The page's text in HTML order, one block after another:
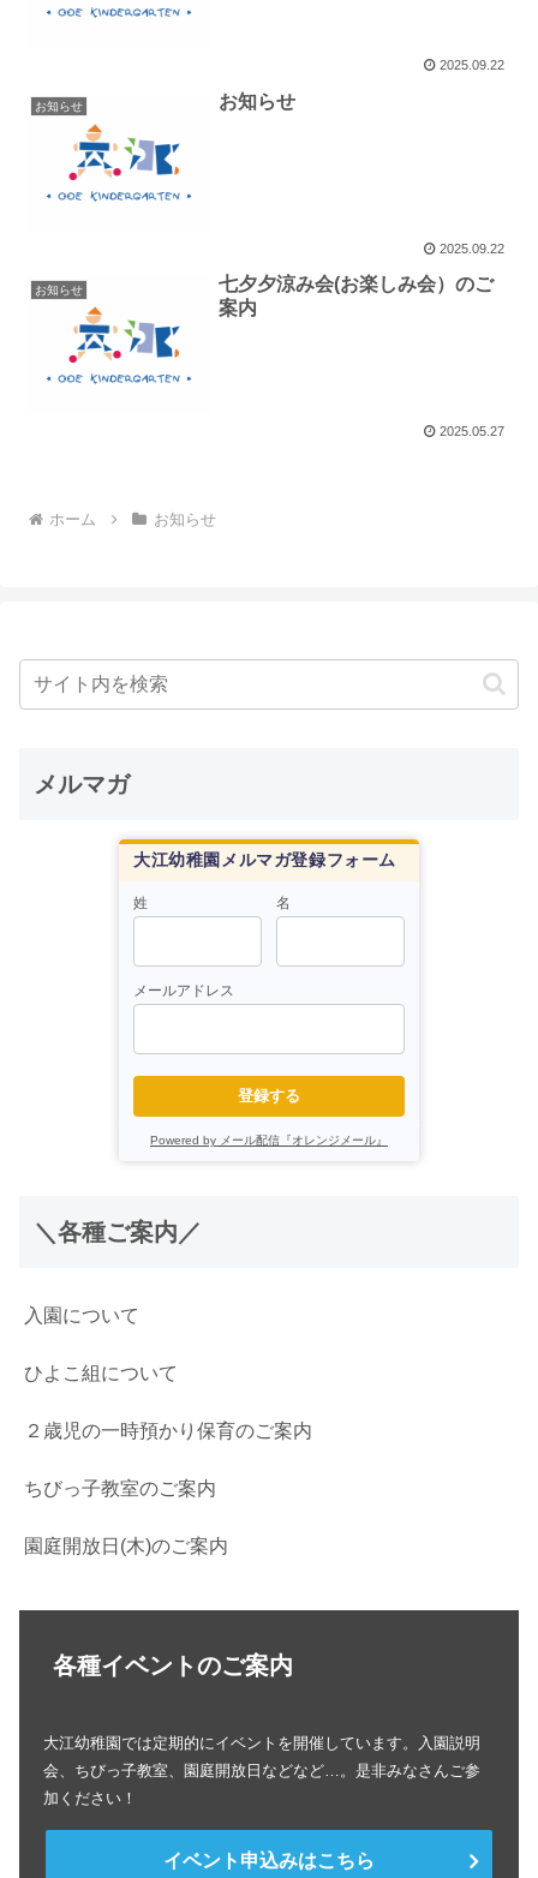
2025.09.22
お知らせ お知らせ
2025.09.22
お知らせ
七夕夕涼み会(お楽しみ会）のご
案内
2025.05.27
ホーム お知らせ
メルマガ
大江幼稚園メルマガ登録フォーム
姓 名
メールアドレス
登録する
Powered by メール配信『オレンジメール』
＼各種ご案内／
入園について
ひよこ組について
２歳児の一時預かり保育のご案内
ちびっ子教室のご案内
園庭開放日(木)のご案内
各種イベントのご案内
大江幼稚園では定期的にイベントを開催しています。入園説明
会、ちびっ子教室、園庭開放日などなど…。是非みなさんご参
加ください！
イベント申込みはこちら